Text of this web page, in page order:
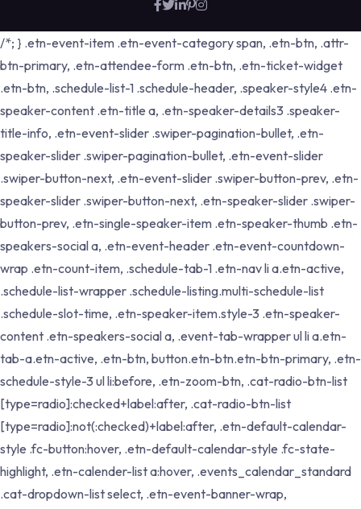
/*; } .etn-event-item .etn-event-category span, .etn-btn, .attr-
btn-primary, .etn-attendee-form .etn-btn, .etn-ticket-widget
.etn-btn, .schedule-list-1 .schedule-header, .speaker-style4 .etn-
speaker-content .etn-title a, .etn-speaker-details3 .speaker-
title-info, .etn-event-slider .swiper-pagination-bullet, .etn-
speaker-slider .swiper-pagination-bullet, .etn-event-slider
.swiper-button-next, .etn-event-slider .swiper-button-prev, .etn-
speaker-slider .swiper-button-next, .etn-speaker-slider .swiper-
button-prev, .etn-single-speaker-item .etn-speaker-thumb .etn-
speakers-social a, .etn-event-header .etn-event-countdown-
wrap .etn-count-item, .schedule-tab-1 .etn-nav li a.etn-active,
.schedule-list-wrapper .schedule-listing.multi-schedule-list
.schedule-slot-time, .etn-speaker-item.style-3 .etn-speaker-
content .etn-speakers-social a, .event-tab-wrapper ul li a.etn-
tab-a.etn-active, .etn-btn, button.etn-btn.etn-btn-primary, .etn-
schedule-style-3 ul li:before, .etn-zoom-btn, .cat-radio-btn-list
[type=radio]:checked+label:after, .cat-radio-btn-list
[type=radio]:not(:checked)+label:after, .etn-default-calendar-
style .fc-button:hover, .etn-default-calendar-style .fc-state-
highlight, .etn-calender-list a:hover, .events_calendar_standard
.cat-dropdown-list select, .etn-event-banner-wrap,